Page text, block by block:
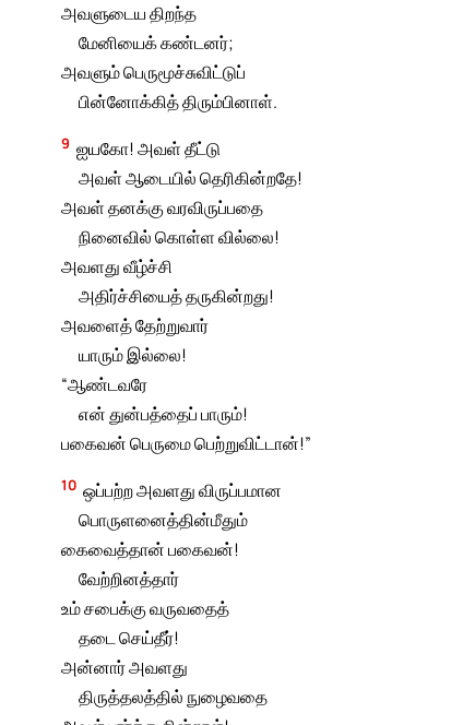
அவளுடைய திறந்த
மேனியைக் கண்டனர்;
அவளும் பெருமூச்சுவிட்டுப்
பின்னோக்கித் திரும்பினாள்.
9 ஐயகோ! அவள் தீட்டு
அவள் ஆடையில் தெரிகின்றதே!
அவள் தனக்கு வரவிருப்பதை
நினைவில் கொள்ள வில்லை!
அவளது வீழ்ச்சி
அதிர்ச்சியைத் தருகின்றது!
அவளைத் தேற்றுவார்
யாரும் இல்லை!
“ஆண்டவரே
என் துன்பத்தைப் பாரும்!
பகைவன் பெருமை பெற்றுவிட்டான்!”
10 ஒப்பற்ற அவளது விருப்பமான
பொருளனைத்தின்மீதும்
கைவைத்தான் பகைவன்!
வேற்றினத்தார்
உம் சபைக்கு வருவதைத்
தடை செய்தீர்!
அன்னார் அவளது
திருத்தலத்தில் நுழைவதை